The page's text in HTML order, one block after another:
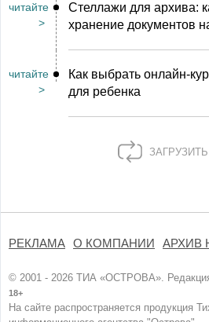
читайте
>
Стеллажи для архива:
хранение документов
читайте
>
Как выбрать онлайн-
для ребенка
РЕКЛАМА О КОМПАНИИ АРХИВ
© 2001 - 2026 ТИА «ОСТРОВА».
18+
На сайте распространяется продукция